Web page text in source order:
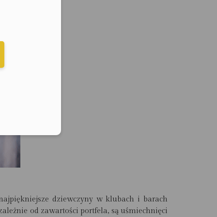
dziewczyny w klubach i barach
od zawartości portfela, są uśmiechnięci
w formacie E164